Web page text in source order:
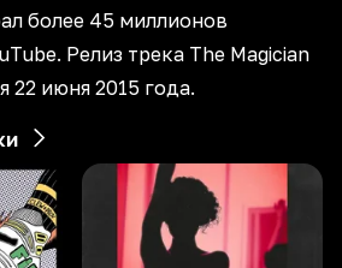
более 45 миллионов
Релиз трека The Magician
22 июня 2015 года.